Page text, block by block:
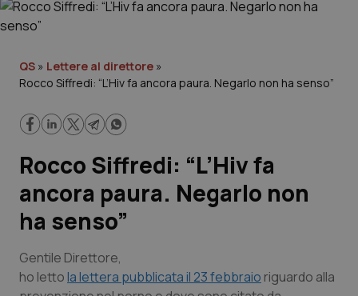
Governo e Parlamento
Regioni e Asl
Lavoro e Professioni
Scienza e Farmaci
Studi e Analisi
QS » Lettere al direttore »
Rocco Siffredi: “L’Hiv fa ancora paura. Negarlo non ha senso”
Rocco Siffredi: “L’Hiv fa
ancora paura. Negarlo non
ha senso”
Gentile Direttore,
ho lettola lettera pubblicata il 23 febbraio riguardo alla